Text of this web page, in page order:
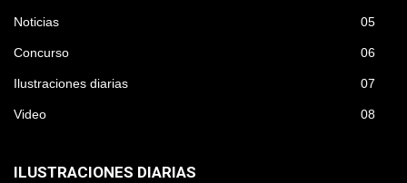
Noticias 05
Concurso 06
Ilustraciones diarias 07
Video 08
ILUSTRACIONES DIARIAS